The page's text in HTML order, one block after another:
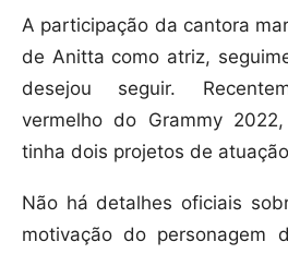
A participação da cantora
de Anitta como atriz,
desejou seguir.
vermelho do Grammy
tinha dois projetos de
Não há detalhes oficiais
motivação do personagem